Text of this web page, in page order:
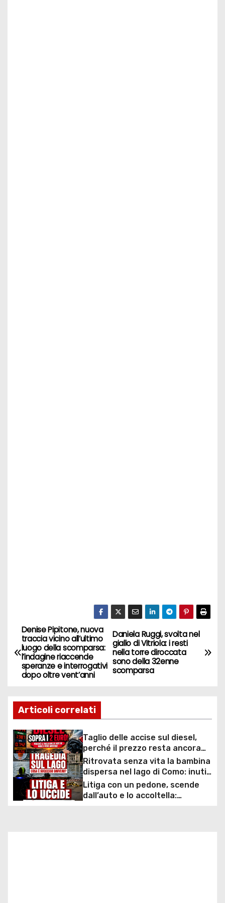
N
a
v
i
g
a
z
i
o
Daniela Ruggi, svolta nel
giallo di Vitriola: i resti
nella torre diroccata
sono della 32enne
scomparsa
Denise Pipitone, nuova
traccia vicino all’ultimo
luogo della scomparsa:
l’indagine riaccende
speranze e interrogativi
dopo oltre vent’anni
Articoli correlati
Taglio delle accise sul diesel,
perché il prezzo resta ancora
sopra i 2 euro nonostante lo
sconto deciso dal Governo
Ritrovata senza vita la bambina
dispersa nel lago di Como: inutili
ore di ricerche dei
sommozzatori
Litiga con un pedone, scende
dall’auto e lo accoltella: